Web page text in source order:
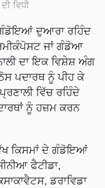
ਵਿਧੀ
ਦੁਆਰਾ ਰਹਿੰਦ
ਜਾਂ ਗੰਡੋਆ
ਦਾ ਇਕ ਵਿਸ਼ੇਸ਼ ਅੰਗ
ਪਦਾਰਥ ਨੂੰ ਪੀਹ ਕੇ
ਵਿੱਚ ਰਹਿੰਦੇ
ਨੂੰ ਹਜ਼ਮ ਕਰਨ
ਕਿਸਮਾਂ ਦੇ ਗੰਡੋਇਆਂ
ਫੈਟੀਡਾ,
ਡਰਾਵਿਡਾ